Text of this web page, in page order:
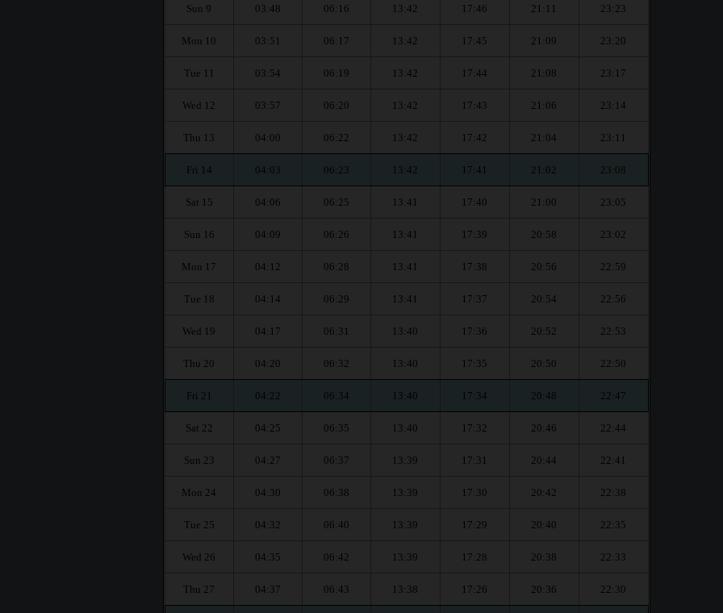
Sun 9 03:48 06:16 13:42 17:46 21:11 23:23
Mon 10 03:51 06:17 13:42 17:45 21:09 23:20
Tue 11 03:54 06:19 13:42 17:44 21:08 23:17
Wed 12 03:57 06:20 13:42 17:43 21:06 23:14
Thu 13 04:00 06:22 13:42 17:42 21:04 23:11
Fri 14 04:03 06:23 13:42 17:41 21:02 23:08
Sat 15 04:06 06:25 13:41 17:40 21:00 23:05
Sun 16 04:09 06:26 13:41 17:39 20:58 23:02
Mon 17 04:12 06:28 13:41 17:38 20:56 22:59
Tue 18 04:14 06:29 13:41 17:37 20:54 22:56
Wed 19 04:17 06:31 13:40 17:36 20:52 22:53
Thu 20 04:20 06:32 13:40 17:35 20:50 22:50
Fri 21 04:22 06:34 13:40 17:34 20:48 22:47
Sat 22 04:25 06:35 13:40 17:32 20:46 22:44
Sun 23 04:27 06:37 13:39 17:31 20:44 22:41
Mon 24 04:30 06:38 13:39 17:30 20:42 22:38
Tue 25 04:32 06:40 13:39 17:29 20:40 22:35
Wed 26 04:35 06:42 13:39 17:28 20:38 22:33
Thu 27 04:37 06:43 13:38 17:26 20:36 22:30